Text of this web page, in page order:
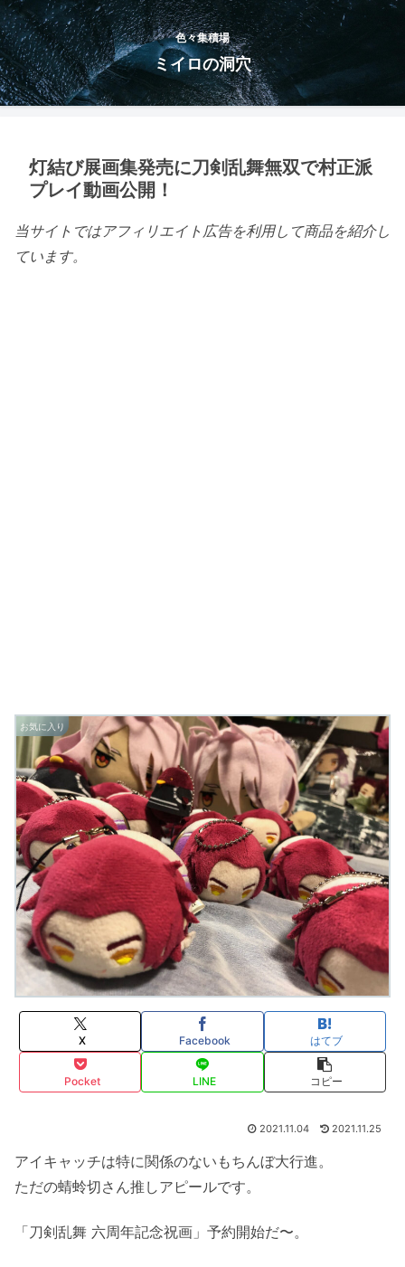
色々集積場
ミイロの洞穴
灯結び展画集発売に刀剣乱舞無双で村正派
プレイ動画公開！
当サイトではアフィリエイト広告を利用して商品を紹介し
ています。
お気に入り
X Facebook はてブ
Pocket LINE コピー
2021.11.04 2021.11.25
アイキャッチは特に関係のないもちんぼ大行進。
ただの蜻蛉切さん推しアピールです。
「刀剣乱舞 六周年記念祝画」予約開始だ〜。